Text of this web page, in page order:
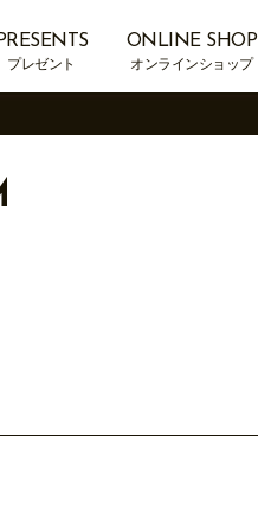
PRESENTS
プレゼント
ONLINE SHOP
オンラインショップ